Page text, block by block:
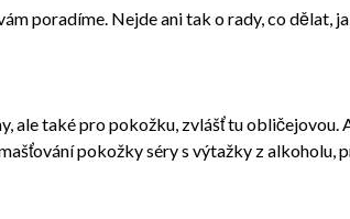
poradíme. Nejde ani tak o rady, co dělat,
ale také pro pokožku, zvlášť tu obličejovou.
pokožky séry s výtažky z alkoholu,